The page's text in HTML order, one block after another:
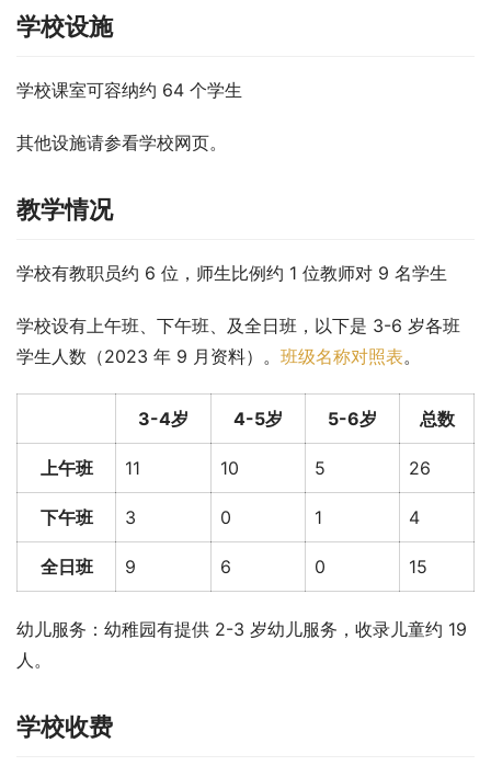
学校设施
学校课室可容纳约 64 个学生
其他设施请参看学校网页。
教学情况
学校有教职员约 6 位，师生比例约 1 位教师对 9 名学生
学校设有上午班、下午班、及全日班，以下是 3-6 岁各班
学生人数（2023 年 9 月资料）。 班级名称对照表。
3-4岁 4-5岁 5-6岁 总数
上午班 11 10 5 26
下午班 3 0 1 4
全日班 9 6 0 15
幼儿服务：幼稚园有提供 2-3 岁幼儿服务，收录儿童约 19
人。
学校收费